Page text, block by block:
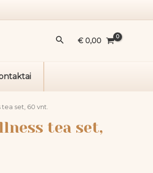
Paieška
€ 0,00
tea set, 60 vnt.
tea set,
tea